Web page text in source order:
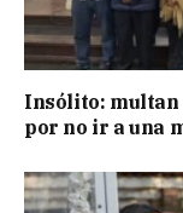
Insólito: multan
por no ir a una